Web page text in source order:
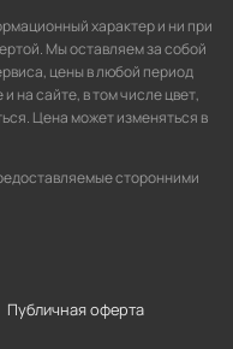
характер и ни при
Мы оставляем за собой
цены в любой период
на сайте, в том числе цвет,
Цена может изменяться в
сторонними
Публичная оферта